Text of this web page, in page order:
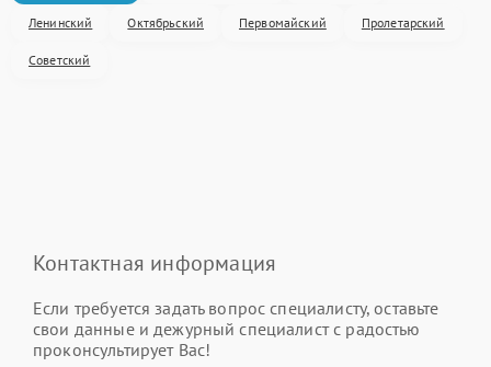
Ленинский Октябрьский Первомайский Пролетарский
Советский
Контактная информация
Если требуется задать вопрос специалисту, оставьте
свои данные и дежурный специалист с радостью
проконсультирует Вас!